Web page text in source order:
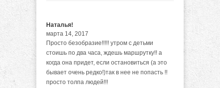
Наталья!
марта 14, 2017
Просто безобразие!!!!! утром с детьми
стоишь по два часа, ждешь маршрутку!! а
когда она придет, если остановиться (а это
бывает очень редко!)так в нее не попасть !!
просто толпа людей!!!